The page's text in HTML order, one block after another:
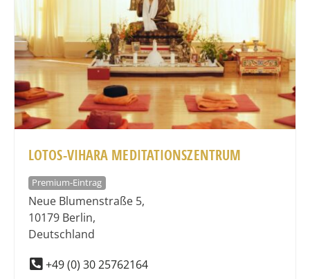
LOTOS-VIHARA MEDITATIONSZENTRUM
Premium-Eintrag
Neue Blumenstraße 5,
10179 Berlin,
Deutschland
+49 (0) 30 25762164